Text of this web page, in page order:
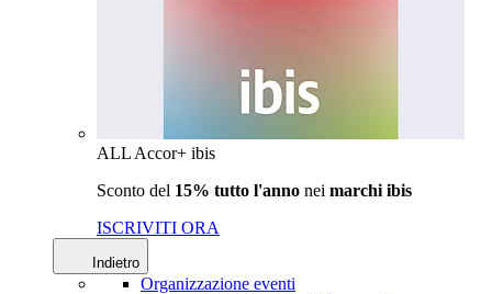
ALL Accor+ ibis
Sconto del 15% tutto l'anno nei marchi ibis
ISCRIVITI ORA
Indietro
Organizzazione eventi